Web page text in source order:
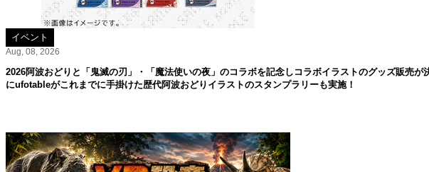
イベント
Aug, 08, 2026
2026阿波おどりと「鬼滅の刃」・「魔法使いの夜」のコラボを記念しコラボイラストのグッズ販売が
にufotableがこれまでに手掛けた歴代阿波おどりイラストのスタンプラリーも実施！